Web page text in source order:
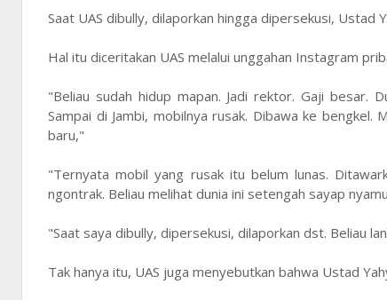
Saat UAS dibully, dilaporkan hingga dipersekusi,
Hal itu diceritakan UAS melalui unggahan Instagram
"Beliau sudah hidup mapan. Jadi rektor. Gaji besar.
Sampai di Jambi, mobilnya rusak. Dibawa ke
baru,"
"Ternyata mobil yang rusak itu belum lunas.
ngontrak. Beliau melihat dunia ini setengah sayap
"Saat saya dibully, dipersekusi, dilaporkan dst. Beliau
Tak hanya itu, UAS juga menyebutkan bahwa Ustad